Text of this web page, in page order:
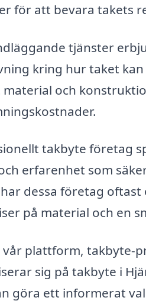
för att bevara takets
tjänster
kring hur taket
och
takbyte företag
erfarenhet som
dessa företag
på material och en
plattform, takbyte-
sig på takbyte i
göra ett informerat